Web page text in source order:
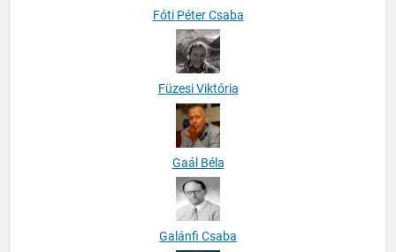
Fóti Péter Csaba
Füzesi Viktória
Gaál Béla
Galánfi Csaba